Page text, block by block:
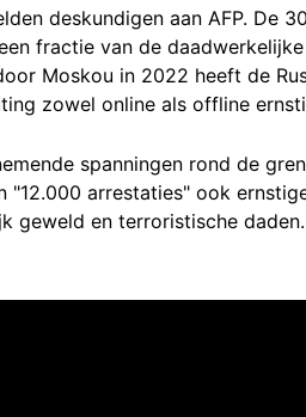
deskundigen aan AFP. De
fractie van de
Moskou in 2022 heeft de
zowel online als offline
spanningen rond de
arrestaties" ook
geweld en terroristische daden.